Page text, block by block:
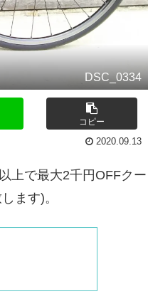
DSC_0334
コピー
2020.09.13
上で最大2千円OFFクー
ます)。